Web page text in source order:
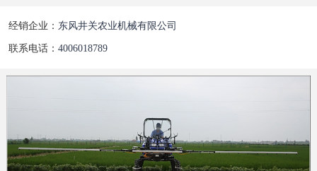
经销企业： 东风井关农业机械有限公司
联系电话： 4006018789